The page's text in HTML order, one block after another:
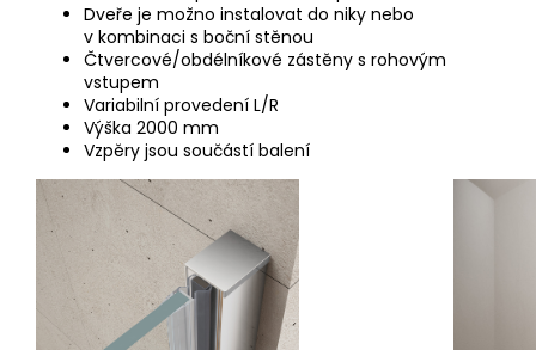
Dveře je možno instalovat do niky nebo
v kombinaci s boční stěnou
Čtvercové/obdélníkové zástěny s rohovým
vstupem
Variabilní provedení L/R
Výška 2000 mm
Vzpěry jsou součástí balení